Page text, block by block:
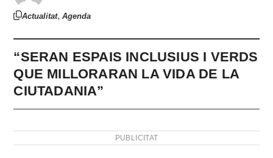
Actualitat,Agenda
“SERAN ESPAIS INCLUSIUS I VERDS
QUE MILLORARAN LA VIDA DE LA
CIUTADANIA”
PUBLICITAT